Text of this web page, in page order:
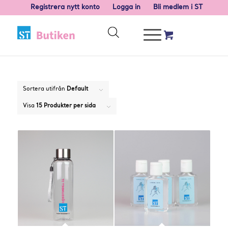
Registrera nytt konto Logga in Bli medlem i ST
Sortera utifrån Default
Visa 15 Produkter per sida